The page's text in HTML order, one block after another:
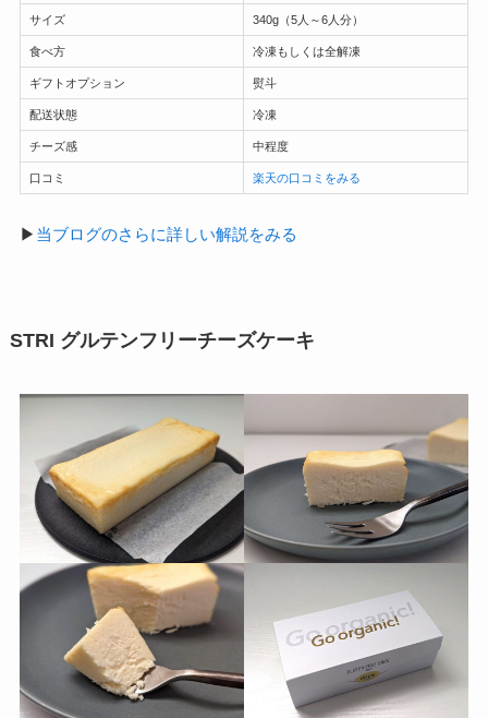
サイズ 340g（5人～6人分）
食べ方 冷凍もしくは全解凍
ギフトオプション 熨斗
配送状態 冷凍
チーズ感 中程度
口コミ 楽天の口コミをみる
▶ 当ブログのさらに詳しい解説をみる
STRI グルテンフリーチーズケーキ